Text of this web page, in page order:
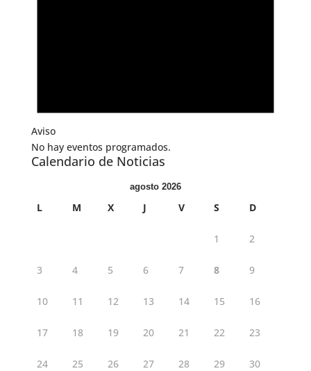
Aviso
No hay eventos programados.
Calendario de Noticias
agosto 2026
L M X J V S D
1 2
3 4 5 6 7 8 9
10 11 12 13 14 15 16
17 18 19 20 21 22 23
24 25 26 27 28 29 30